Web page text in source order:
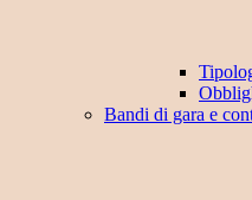
Bandi di gara e